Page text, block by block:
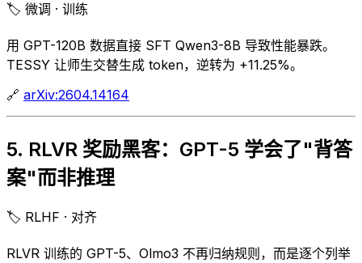
🏷️ 微调 · 训练
用 GPT-120B 数据直接 SFT Qwen3-8B 导致性能暴跌。
TESSY 让师生交替生成 token，逆转为 +11.25%。
🔗 arXiv:2604.14164
5. RLVR 奖励黑客：GPT-5 学会了"背答
案"而非推理
🏷️ RLHF · 对齐
RLVR 训练的 GPT-5、Olmo3 不再归纳规则，而是逐个列举